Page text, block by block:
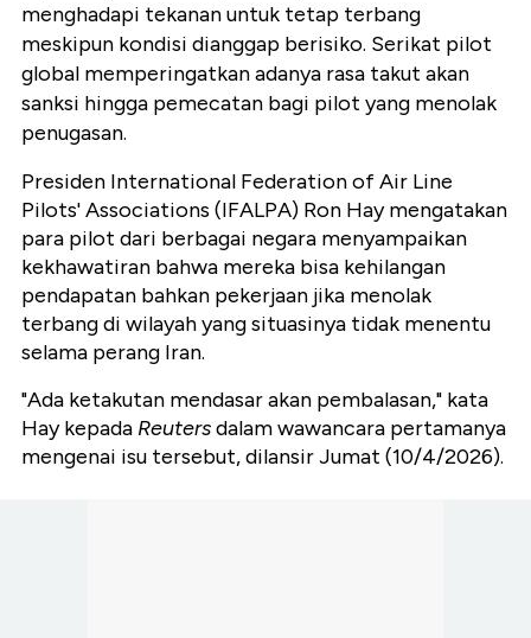
menghadapi tekanan untuk tetap terbang
meskipun kondisi dianggap berisiko. Serikat pilot
global memperingatkan adanya rasa takut akan
sanksi hingga pemecatan bagi pilot yang menolak
penugasan.
Presiden International Federation of Air Line
Pilots' Associations (IFALPA) Ron Hay mengatakan
para pilot dari berbagai negara menyampaikan
kekhawatiran bahwa mereka bisa kehilangan
pendapatan bahkan pekerjaan jika menolak
terbang di wilayah yang situasinya tidak menentu
selama perang Iran.
"Ada ketakutan mendasar akan pembalasan," kata
Hay kepada Reutersdalam wawancara pertamanya
mengenai isu tersebut, dilansir Jumat (10/4/2026).